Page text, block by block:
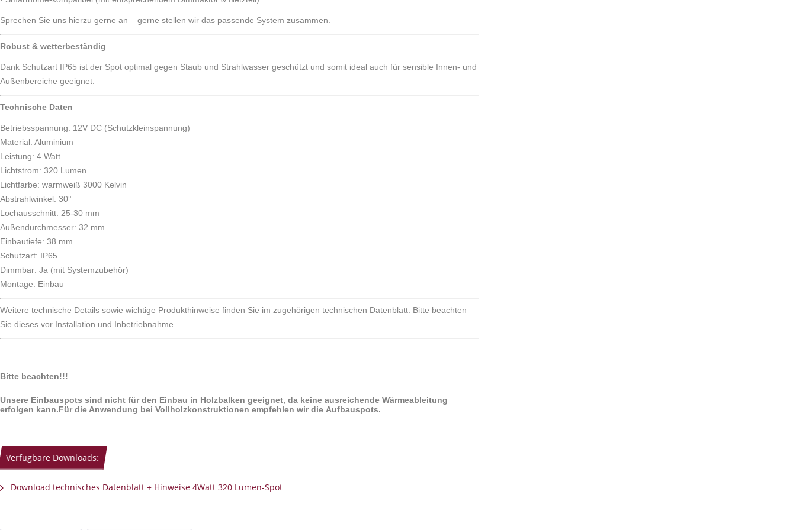
Sprechen Sie uns hierzu gerne an – gerne stellen wir das passende System zusammen.
Robust & wetterbeständig
Dank Schutzart IP65 ist der Spot optimal gegen Staub und Strahlwasser geschützt und somit ideal auch für sensible Innen- und
Außenbereiche geeignet.
Technische Daten
Betriebsspannung: 12V DC (Schutzkleinspannung)
Material: Aluminium
Leistung: 4 Watt
Lichtstrom: 320 Lumen
Lichtfarbe: warmweiß 3000 Kelvin
Abstrahlwinkel: 30°
Lochausschnitt: 25-30 mm
Außendurchmesser: 32 mm
Einbautiefe: 38 mm
Schutzart: IP65
Dimmbar: Ja (mit Systemzubehör)
Montage: Einbau
Weitere technische Details sowie wichtige Produkthinweise finden Sie im zugehörigen technischen Datenblatt. Bitte beachten
Sie dieses vor Installation und Inbetriebnahme.
Bitte beachten!!!
Unsere Einbauspots sind nicht für den Einbau in Holzbalken geeignet, da keine ausreichende Wärmeableitung
erfolgen kann.Für die Anwendung bei Vollholzkonstruktionen empfehlen wir die Aufbauspots.
Verfügbare Downloads:
Download technisches Datenblatt + Hinweise 4Watt 320 Lumen-Spot